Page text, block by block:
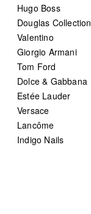
Hugo Boss
Douglas Collection
Valentino
Giorgio Armani
Tom Ford
Dolce & Gabbana
Estée Lauder
Versace
Lancôme
Indigo Nails